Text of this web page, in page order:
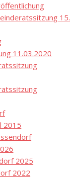
15.
11.03.2020
2015
2025
2022